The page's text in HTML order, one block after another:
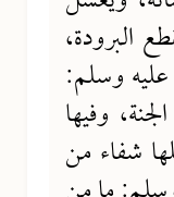
البرودة،
عليه وسلم:
وفيها
شفاء من